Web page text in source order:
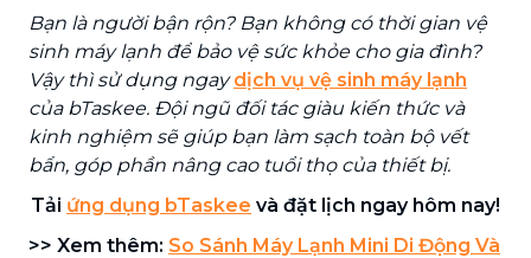
Bạn là người bận rộn? Bạn không có thời gian vệ
sinh máy lạnh để bảo vệ sức khỏe cho gia đình?
Vậy thì sử dụng ngaydịch vụ vệ sinh máy lạnh
của bTaskee. Đội ngũ đối tác giàu kiến thức và
kinh nghiệm sẽ giúp bạn làm sạch toàn bộ vết
bẩn, góp phần nâng cao tuổi thọ của thiết bị.
Tải ứng dụng bTaskee và đặt lịch ngay hôm nay!
>> Xem thêm: So Sánh Máy Lạnh Mini Di Động Và